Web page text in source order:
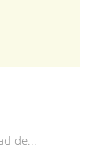
de...